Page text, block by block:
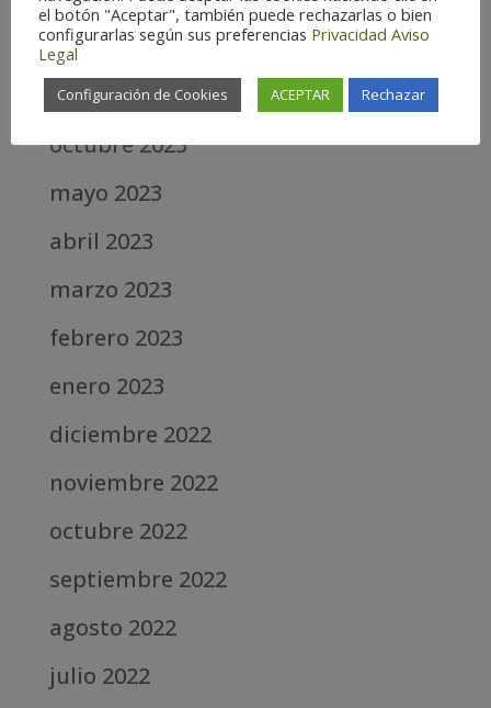
junio 2025
abril 2025
octubre 2023
mayo 2023
abril 2023
marzo 2023
febrero 2023
enero 2023
diciembre 2022
noviembre 2022
octubre 2022
septiembre 2022
agosto 2022
julio 2022
el botón "Aceptar", también puede rechazarlas o bien
configurarlas según sus preferencias Privacidad Aviso
Legal
Configuración de Cookies ACEPTAR Rechazar